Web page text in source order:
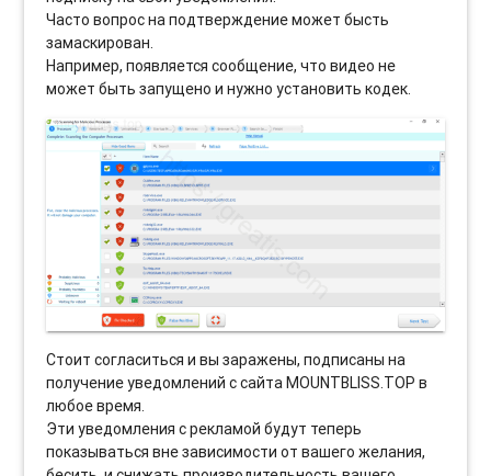
Часто вопрос на подтверждение может бысть
замаскирован.
Например, появляется сообщение, что видео не
может быть запущено и нужно установить кодек.
Стоит согласиться и вы заражены, подписаны на
получение уведомлений с сайта MOUNTBLISS.TOP в
любое время.
Эти уведомления с рекламой будут теперь
показываться вне зависимости от вашего желания,